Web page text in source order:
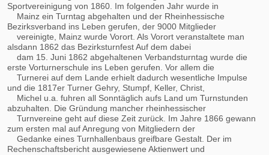
Sportvereinigung von 1860. Im folgenden Jahr wurde in
Mainz ein Turntag abgehalten und der Rheinhessische
Bezirksverband ins Leben gerufen, der 9000 Mitglieder
vereinigte, Mainz wurde Vorort. Als Vorort veranstaltete man
alsdann 1862 das Bezirksturnfest Auf dem dabei
dam 15. Juni 1862 abgehaltenen Verbandsturntag wurde die
erste Vorturnerschule ins Leben gerufen. Vor allem die
Turnerei auf dem Lande erhielt dadurch wesentliche Impulse
und die 1817er Turner Gehry, Stumpf, Keller, Christ,
Michel u.a. fuhren all Sonntäglich aufs Land um Turnstunden
abzuhalten. Die Gründung mancher rheinhessischer
Turnvereine geht auf diese Zeit zurück. Im Jahre 1866 gewann
zum ersten mal auf Anregung von Mitgliedern der
Gedanke eines Turnhallenbaus greifbare Gestalt. Der im
Rechenschaftsbericht ausgewiesene Aktienwert und